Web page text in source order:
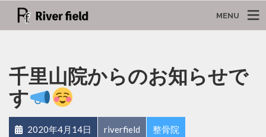
MENU
千里山院からのお知らせで
す
2020年4月14日 riverfield 整骨院